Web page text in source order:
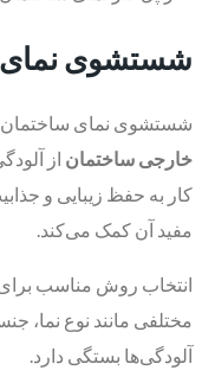
شستشوی نمای
شستشوی نمای ساختمان،
خارجی ساختمان از
کار به حفظ زیبایی و
مفید آن کمک می‌کند.
انتخاب روش مناسب
مختلفی مانند نوع نما،
آلودگی‌ها بستگی دارد.